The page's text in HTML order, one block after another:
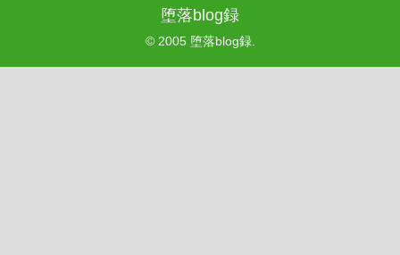
堕落blog録
© 2005 堕落blog録.